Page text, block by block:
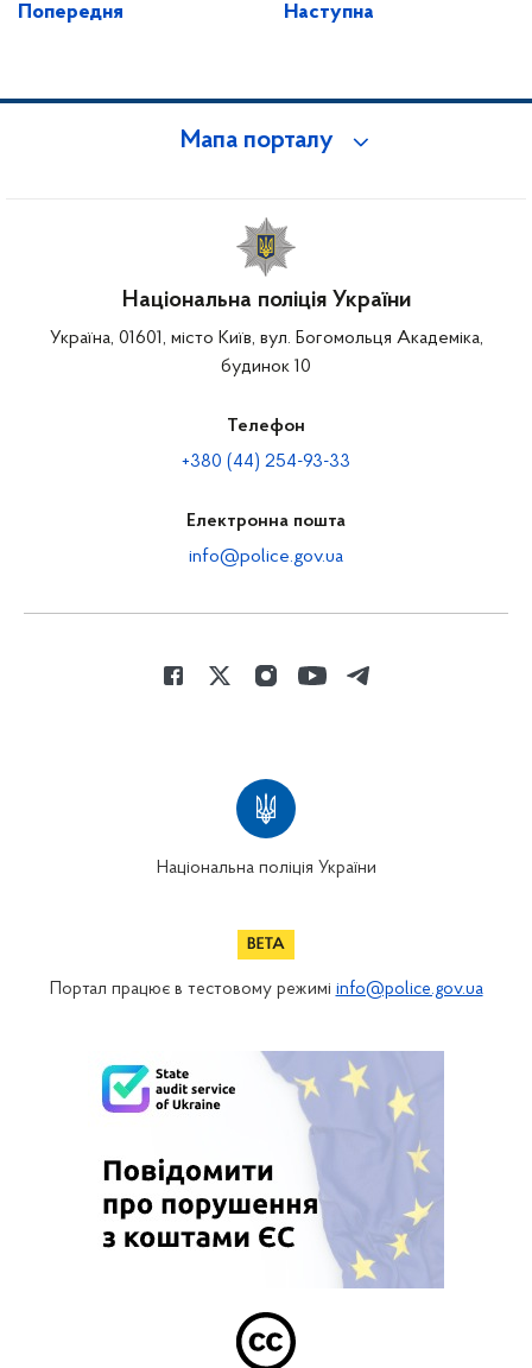
Попередня Наступна
Мапа порталу
Національна поліція України
Україна, 01601, місто Київ, вул. Богомольця Академіка,
будинок 10
Телефон
+380 (44) 254-93-33
Електронна пошта
info@police.gov.ua
Національна поліція України
Портал працює в тестовому режимі info@police.gov.ua